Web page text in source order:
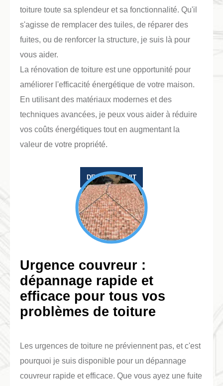
toiture toute sa splendeur et sa fonctionnalité. Qu'il
s'agisse de remplacer des tuiles, de réparer des
fuites, ou de renforcer la structure, je suis là pour
vous aider.
La rénovation de toiture est une opportunité pour
améliorer l'efficacité énergétique de votre maison.
En utilisant des matériaux modernes et des
techniques avancées, je peux vous aider à réduire
vos coûts énergétiques tout en augmentant la
valeur de votre propriété.
DEVIS GRATUIT
Urgence couvreur :
dépannage rapide et
efficace pour tous vos
problèmes de toiture
Les urgences de toiture ne préviennent pas, et c'est
pourquoi je suis disponible pour un dépannage
couvreur rapide et efficace. Que vous ayez une fuite